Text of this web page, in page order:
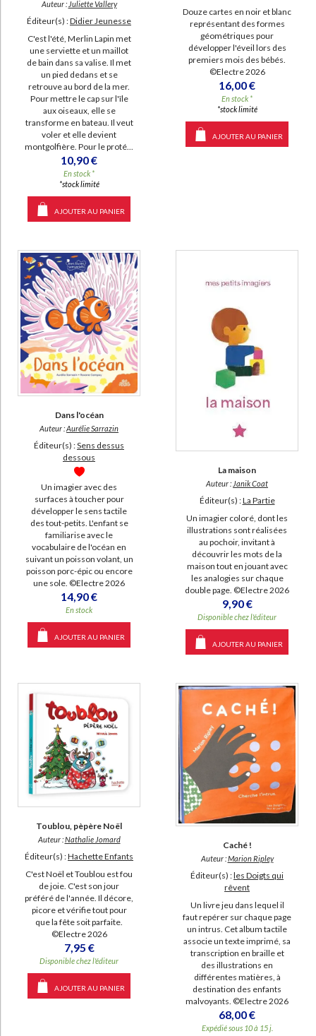
Auteur : Juliette Vallery
Éditeur(s) :Didier Jeunesse
C'est l'été, Merlin Lapin met
une serviette et un maillot
de bain dans sa valise. Il met
un pied dedans et se
retrouve au bord de la mer.
Pour mettre le cap sur l'île
aux oiseaux, elle se
transforme en bateau. Il veut
voler et elle devient
montgolfière. Pour le proté...
10,90 €
En stock *
*stock limité
AJOUTER AU PANIER
Douze cartes en noir et blanc
représentant des formes
géométriques pour
développer l'éveil lors des
premiers mois des bébés.
©Electre 2026
16,00 €
En stock *
*stock limité
AJOUTER AU PANIER
Dans l'océan
Auteur :Aurélie Sarrazin
Éditeur(s) :Sens dessus
dessous
Un imagier avec des
surfaces à toucher pour
développer le sens tactile
des tout-petits. L'enfant se
familiarise avec le
vocabulaire de l'océan en
suivant un poisson volant, un
poisson porc-épic ou encore
une sole. ©Electre 2026
14,90 €
En stock
AJOUTER AU PANIER
La maison
Auteur : Janik Coat
Éditeur(s) :La Partie
Un imagier coloré, dont les
illustrations sont réalisées
au pochoir, invitant à
découvrir les mots de la
maison tout en jouant avec
les analogies sur chaque
double page. ©Electre 2026
9,90 €
Disponible chez l'éditeur
AJOUTER AU PANIER
Toublou, pèpère Noël
Auteur :Nathalie Jomard
Éditeur(s) :Hachette Enfants
C'est Noël et Toublou est fou
de joie. C'est son jour
préféré de l'année. Il décore,
picore et vérifie tout pour
que la fête soit parfaite.
©Electre 2026
7,95 €
Disponible chez l'éditeur
AJOUTER AU PANIER
Caché !
Auteur :Marion Ripley
Éditeur(s) :les Doigts qui
rêvent
Un livre jeu dans lequel il
faut repérer sur chaque page
un intrus. Cet album tactile
associe un texte imprimé, sa
transcription en braille et
des illustrations en
différentes matières, à
destination des enfants
malvoyants. ©Electre 2026
68,00 €
Expédié sous 10 à 15 j.